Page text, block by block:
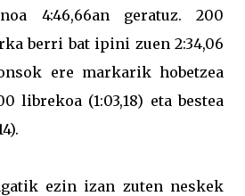
4:46,66an geratuz. 200
berri bat ipini zuen 2:34,06
ere markarik hobetzea
librekoa (1:03,18) eta bestea
ezin izan zuten neskek